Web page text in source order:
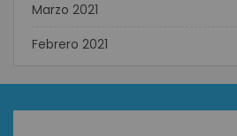
Marzo 2021
Febrero 2021